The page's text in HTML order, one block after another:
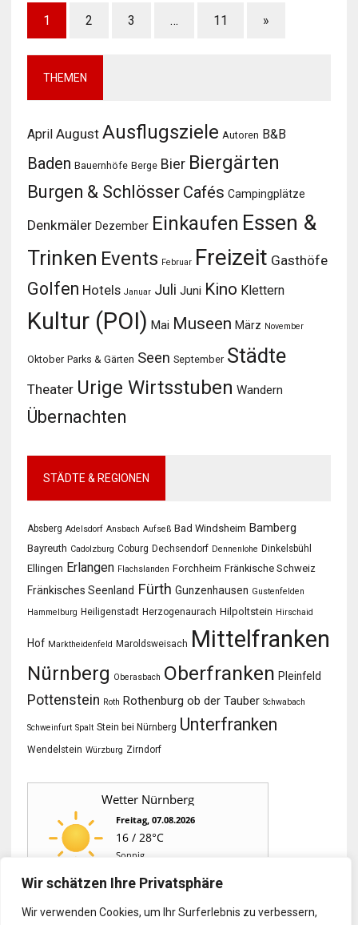
Wir schätzen Ihre Privatsphäre
Wir verwenden Cookies, um Ihr Surferlebnis zu verbessern,
1 2 3 … 11 »
THEMEN
April August Ausflugsziele Autoren B&B
Baden Bauernhöfe Berge Bier Biergärten
Burgen & Schlösser Cafés Campingplätze
Denkmäler Dezember Einkaufen Essen &
Trinken Events Februar Freizeit Gasthöfe
Golfen Hotels Januar Juli Juni Kino Klettern
Kultur (POI) Mai Museen März November
Oktober Parks & Gärten Seen September Städte
Theater Urige Wirtsstuben Wandern
Übernachten
STÄDTE & REGIONEN
Absberg Adelsdorf Ansbach Aufseß Bad Windsheim Bamberg
Bayreuth Cadolzburg Coburg Dechsendorf Dennenlohe Dinkelsbühl
Ellingen Erlangen Flachslanden Forchheim Fränkische Schweiz
Fränkisches Seenland Fürth Gunzenhausen Gustenfelden
Hammelburg Heiligenstadt Herzogenaurach Hilpoltstein Hirschaid
Hof Marktheidenfeld Maroldsweisach Mittelfranken
Nürnberg Oberasbach Oberfranken Pleinfeld
Pottenstein Roth Rothenburg ob der Tauber Schwabach
Schweinfurt Spalt Stein bei Nürnberg Unterfranken
Wendelstein Würzburg Zirndorf
Wetter Nürnberg
Freitag, 07.08.2026
16 / 28°C
Sonnig
Sa, 08.08. So, 09.08. Mo, 10.08.